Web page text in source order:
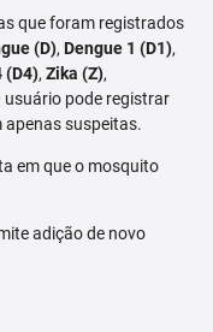
que foram registrados
(D), Dengue 1 (D1),
(D4), Zika (Z),
usuário pode registrar
suspeitas.
em que o mosquito
adição de novo